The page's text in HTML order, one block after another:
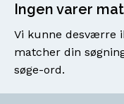
Ingen varer
Vi kunne desværre
matcher din
søge-ord.